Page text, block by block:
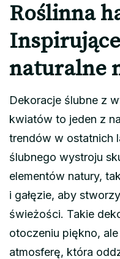
Roślinna
naturalne
Dekoracje ślubne z
kwiatów to jeden z
trendów w ostatnich
ślubnego wystroju
elementów natury,
i gałęzie, aby
świeżości. Takie
otoczeniu piękno,
atmosferę, która